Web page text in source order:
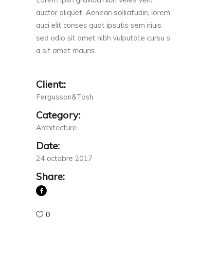
auctor aliquet. Aenean sollicitudin, lorem
auci elit conses quat ipsutis sem niuis
sed odio sit amet nibh vulputate cursu s
a sit amet mauris.
Client::
Fergusson&Tosh
Category:
Architecture
Date:
24 octobre 2017
Share:
0